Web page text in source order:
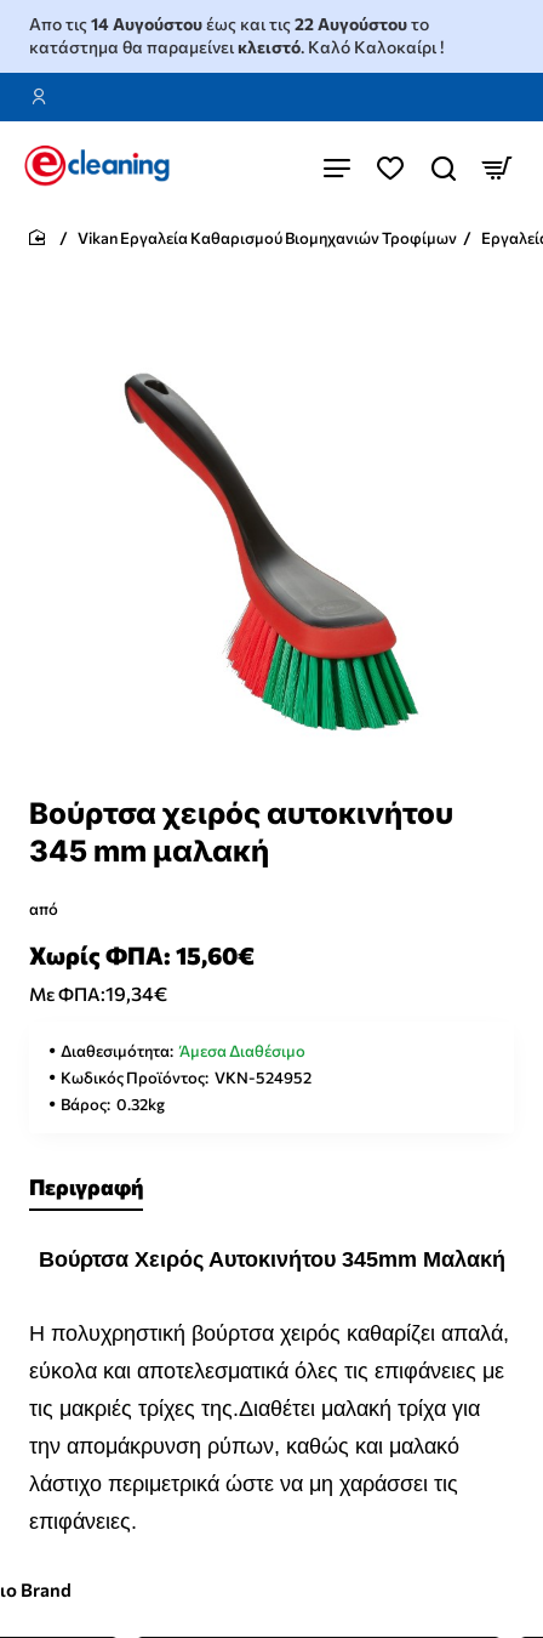
Απο τις14 Αυγούστουέως και τις22 Αυγούστουτο
κατάστημα θα παραμείνεικλειστό. Καλό Καλοκαίρι !
Vikan Εργαλεία Καθαρισμού Βιομηχανιών Τροφίμων
Βούρτσα χειρός αυτοκινήτου
345 mm μαλακή
από
Με ΦΠΑ:19,34€
Χωρίς ΦΠΑ: 15,60€
Διαθεσιμότητα: Άμεσα Διαθέσιμο
Κωδικός Προϊόντος: VKN-524952
Βάρος: 0.32kg
Περιγραφή
Βούρτσα Χειρός Αυτοκινήτου 345mm Μαλακή
Η πολυχρηστική βούρτσα χειρός καθαρίζει απαλά,
εύκολα και αποτελεσματικά όλες τις επιφάνειες με
τις μακριές τρίχες της.Διαθέτει μαλακή τρίχα για
την απομάκρυνση ρύπων, καθώς και μαλακό
λάστιχο περιμετρικά ώστε να μη χαράσσει τις
επιφάνειες.
Brand